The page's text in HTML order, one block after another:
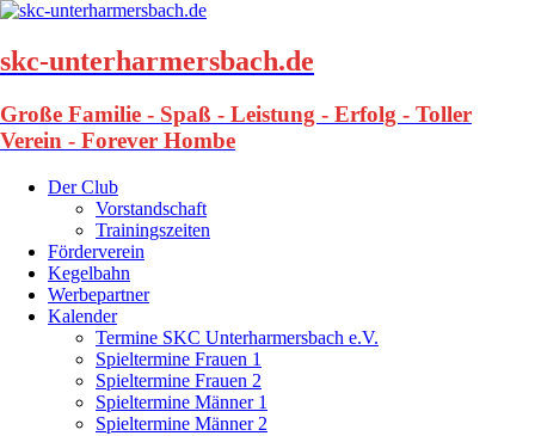
skc-unterharmersbach.de
Große Familie - Spaß - Leistung - Erfolg - Toller
Verein - Forever Hombe
Der Club
Vorstandschaft
Trainingszeiten
Förderverein
Kegelbahn
Werbepartner
Kalender
Termine SKC Unterharmersbach e.V.
Spieltermine Frauen 1
Spieltermine Frauen 2
Spieltermine Männer 1
Spieltermine Männer 2